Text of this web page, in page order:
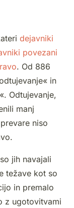
dejavniki
povezani
. Od 886
in
Odtujevanje,
manj
niso
jih navajali
težave kot so
in premalo
z ugotovitvami